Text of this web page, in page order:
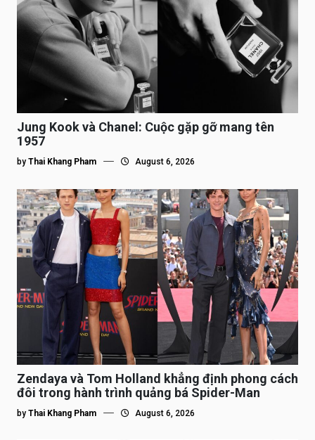
Jung Kook và Chanel: Cuộc gặp gỡ mang tên
1957
by Thai Khang Pham August 6, 2026
Zendaya và Tom Holland khẳng định phong cách
đôi trong hành trình quảng bá Spider-Man
by Thai Khang Pham August 6, 2026